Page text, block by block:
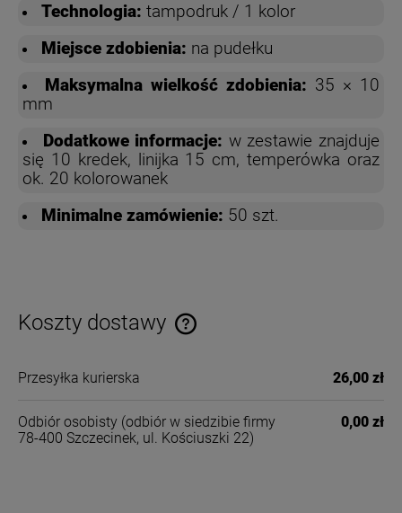
Technologia: tampodruk / 1 kolor
Miejsce zdobienia: na pudełku
Maksymalna wielkość zdobienia: 35 × 10
mm
Dodatkowe informacje: w zestawie znajduje
się 10 kredek, linijka 15 cm, temperówka oraz
ok. 20 kolorowanek
Minimalne zamówienie: 50 szt.
Koszty dostawy
Cena nie zawiera ewentualnych kosztów płatności
Przesyłka kurierska 26,00 zł
Odbiór osobisty (odbiór w siedzibie firmy
78-400 Szczecinek, ul. Kościuszki 22)
0,00 zł